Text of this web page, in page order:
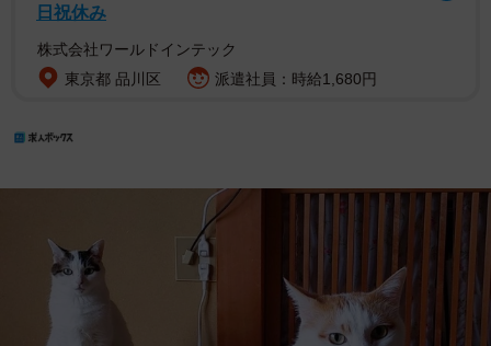
日祝休み
株式会社ワールドインテック
東京都 品川区
派遣社員：時給1,680円